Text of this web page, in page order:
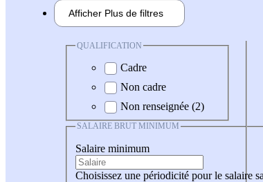
Afficher Plus de filtres
QUALIFICATION
Cadre
Non cadre
Non renseignée (2)
SALAIRE BRUT MINIMUM
Salaire minimum
Choisissez une périodicité pour le salaire